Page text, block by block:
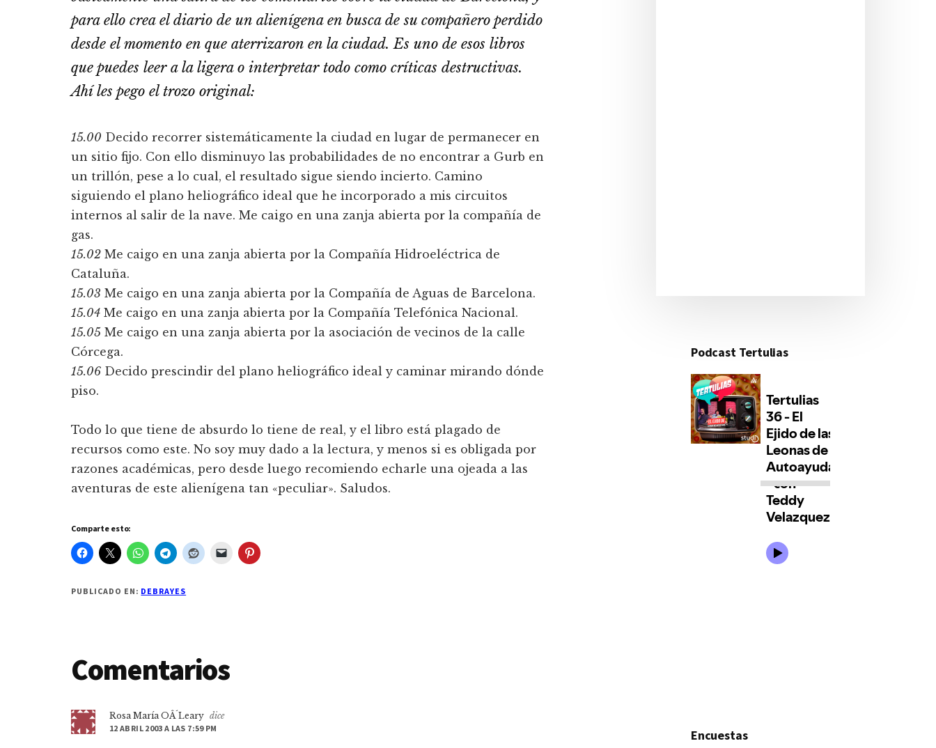
para ello crea el diario de un aliení­gena en busca de su compañero perdido
desde el momento en que aterrizaron en la ciudad. Es uno de esos libros
que puedes leer a la ligera o interpretar todo como crí­ticas destructivas.
Ahí­ les pego el trozo original:
15.00 Decido recorrer sistemáticamente la ciudad en lugar de permanecer en
un sitio fijo. Con ello disminuyo las probabilidades de no encontrar a Gurb en
un trillón, pese a lo cual, el resultado sigue siendo incierto. Camino
siguiendo el plano heliográfico ideal que he incorporado a mis circuitos
internos al salir de la nave. Me caigo en una zanja abierta por la compañí­a de
gas.
15.02 Me caigo en una zanja abierta por la Compañí­a Hidroeléctrica de
Cataluña.
15.03 Me caigo en una zanja abierta por la Compañí­a de Aguas de Barcelona.
15.04 Me caigo en una zanja abierta por la Compañí­a Telefónica Nacional.
15.05 Me caigo en una zanja abierta por la asociación de vecinos de la calle
Córcega.
15.06 Decido prescindir del plano heliográfico ideal y caminar mirando dónde
piso.
Todo lo que tiene de absurdo lo tiene de real, y el libro está plagado de
recursos como este. No soy muy dado a la lectura, y menos si es obligada por
razones académicas, pero desde luego recomiendo echarle una ojeada a las
aventuras de este aliení­gena tan «peculiar». Saludos.
Comparte esto:
PUBLICADO EN: DEBRAYES
Interacciones
con
los
Comentarios
Rosa Marí­a OÂ´Leary dice
12 ABRIL 2003 A LAS 7:59 PM
Podcast Tertulias
Encuestas